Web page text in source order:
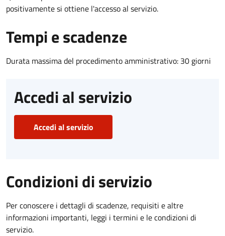
positivamente si ottiene l'accesso al servizio.
Tempi e scadenze
Durata massima del procedimento amministrativo: 30 giorni
Accedi al servizio
Accedi al servizio
Condizioni di servizio
Per conoscere i dettagli di scadenze, requisiti e altre
informazioni importanti, leggi i termini e le condizioni di
servizio.